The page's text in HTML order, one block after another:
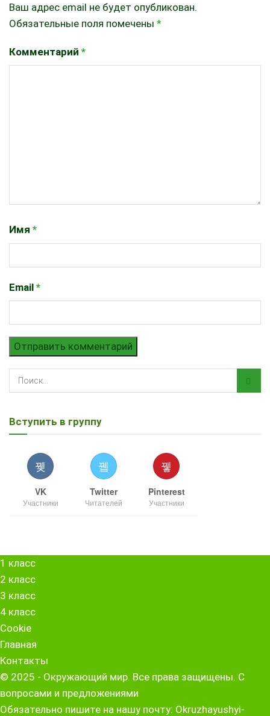
Ваш адрес email не будет опубликован.
Обязательные поля помечены *
Комментарий *
Имя *
Email *
Вступить в группу
VK
Участники
Twitter
Читателей
Pinterest
Участники
1 класс
2 класс
3 класс
4 класс
Cookie
Главная
Контакты
© 2025 - Окружающий мир. Все права защищены. С
вопросами и предложениями
Обязательно пишите на нашу почту: Okruzhayushyi-